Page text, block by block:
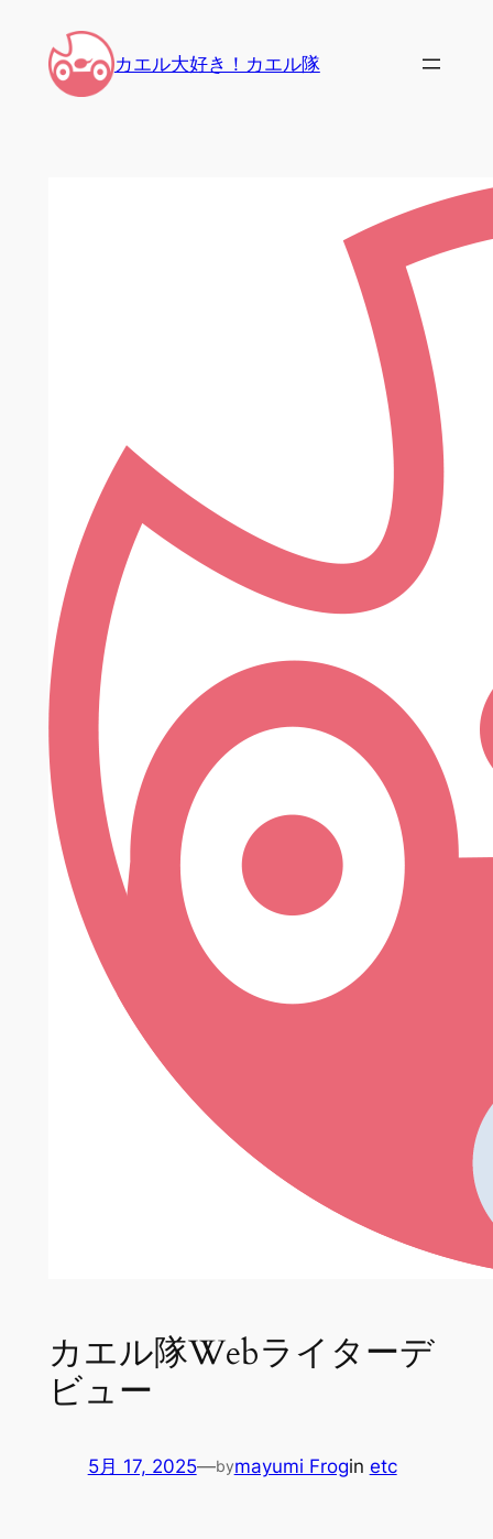
カエル大好き！カエル隊
カエル隊Webライターデ
ビュー
5月 17, 2025—bymayumi Frogin etc